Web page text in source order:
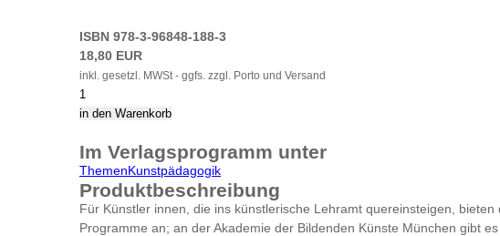
ISBN 978-3-96848-188-3
18,80 EUR
inkl. gesetzl. MWSt - ggfs. zzgl. Porto und Versand
Im Verlagsprogramm unter
ThemenKunstpädagogik
Produktbeschreibung
Für Künstler innen, die ins künstlerische Lehramt quereinsteigen,
Programme an; an der Akademie der Bildenden Künste München gibt